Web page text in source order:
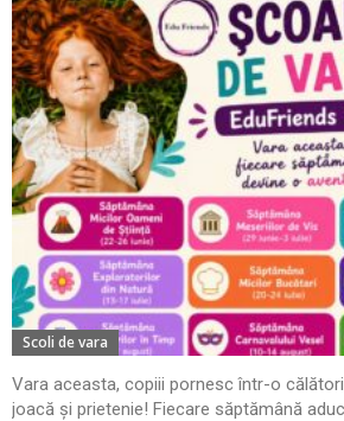
Scoli de vara
Vara aceasta, copiii pornesc într-o
joacă și prietenie! Fiecare săptămână